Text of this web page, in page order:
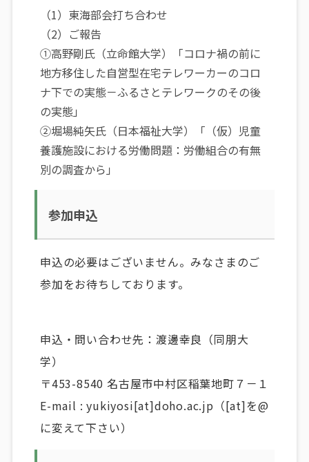
（1）東海部会打ち合わせ
（2）ご報告
①高野剛氏（立命館大学）「コロナ禍の前に
地方移住した自営型在宅テレワーカーのコロ
ナ下での実態－ふるさとテレワークのその後
の実態」
②堀場純矢氏（日本福祉大学）「（仮）児童
養護施設における労働問題：労働組合の有無
別の調査から」
参加申込
申込の必要はございません。みなさまのご
参加をお待ちしております。
申込・問い合わせ先：渡邊幸良（同朋大
学）
〒453-8540 名古屋市中村区稲葉地町７－１
E-mail : yukiyosi[at]doho.ac.jp（[at]を@
に変えて下さい）